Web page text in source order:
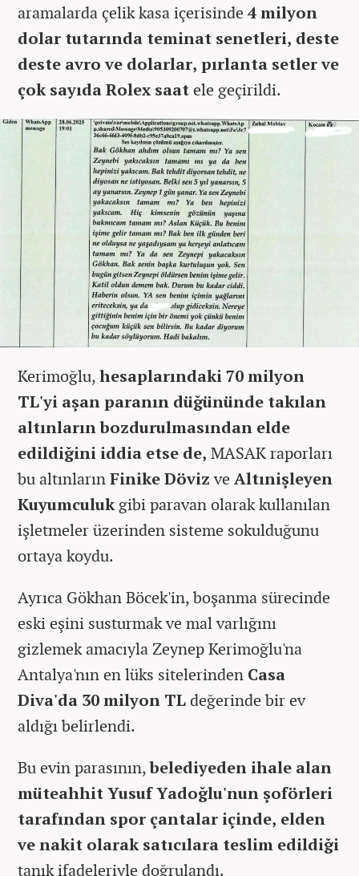
aramalarda çelik kasa içerisinde 4 milyon
dolar tutarında teminat senetleri, deste
deste avro ve dolarlar, pırlanta setler ve
çok sayıda Rolex saatele geçirildi.
Kerimoğlu,hesaplarındaki 70 milyon
TL'yi aşan paranın düğününde takılan
altınların bozdurulmasından elde
edildiğini iddia etse de, MASAK raporları
bu altınlarınFinike Dövizve Altınişleyen
Kuyumculukgibi paravan olarak kullanılan
işletmeler üzerinden sisteme sokulduğunu
ortaya koydu.
Ayrıca Gökhan Böcek'in, boşanma sürecinde
eski eşini susturmak ve mal varlığını
gizlemek amacıyla Zeynep Kerimoğlu'na
Antalya'nın en lüks sitelerinden Casa
Diva'da 30 milyon TLdeğerinde bir ev
aldığı belirlendi.
Bu evin parasının,belediyeden ihale alan
müteahhit Yusuf Yadoğlu'nun şoförleri
tarafından spor çantalar içinde, elden
ve nakit olarak satıcılara teslim edildiği
tanık ifadeleriyle doğrulandı.